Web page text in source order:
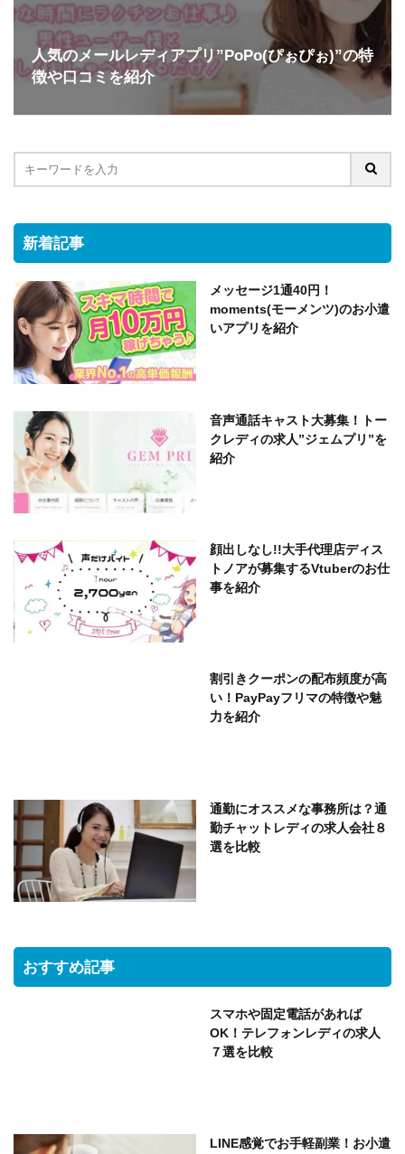
人気のメールレディアプリ”PoPo(ぴぉぴぉ)”の特
徴や口コミを紹介
新着記事
メッセージ1通40円！
moments(モーメンツ)のお小遣
いアプリを紹介
音声通話キャスト大募集！トー
クレディの求人”ジェムプリ”を
紹介
顔出しなし!!大手代理店ディス
トノアが募集するVtuberのお仕
事を紹介
割引きクーポンの配布頻度が高
い！PayPayフリマの特徴や魅
力を紹介
通勤にオススメな事務所は？通
勤チャットレディの求人会社８
選を比較
おすすめ記事
スマホや固定電話があれば
OK！テレフォンレディの求人
７選を比較
LINE感覚でお手軽副業！お小遣